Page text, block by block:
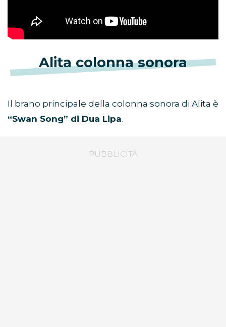
Alita colonna sonora
Il brano principale della colonna sonora di Alita è
“Swan Song” di Dua Lipa.